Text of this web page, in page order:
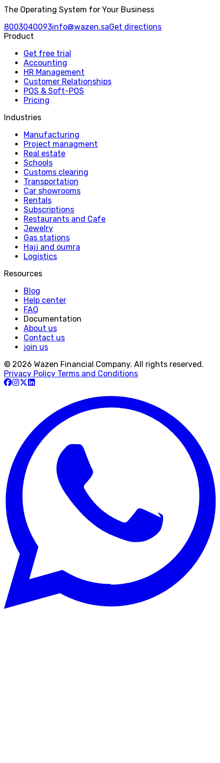
The Operating System for Your Business
8003040093info@wazen.saGet directions
Product
Get free trial
Accounting
HR Management
Customer Relationships
POS & Soft-POS
Pricing
Industries
Manufacturing
Project managment
Real estate
Schools
Customs clearing
Transportation
Car showrooms
Rentals
Subscriptions
Restaurants and Cafe
Jewelry
Gas stations
Hajj and oumra
Logistics
Resources
Blog
Help center
FAQ
Documentation
About us
Contact us
join us
© 2026 Wazen Financial Company. All rights reserved.
Privacy Policy Terms and Conditions